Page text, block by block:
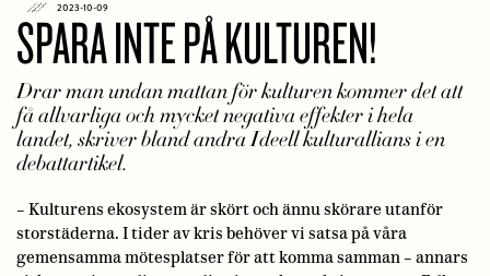
2023-10-09
SPARA INTE PÅ KULTUREN!
Drar man undan mattan för kulturen kommer det att
få allvarliga och mycket negativa effekter i hela
landet, skriver bland andra Ideell kulturallians i en
debattartikel.
– Kulturens ekosystem är skört och ännu skörare utanför
storstäderna. I tider av kris behöver vi satsa på våra
gemensamma mötesplatser för att komma samman – annars